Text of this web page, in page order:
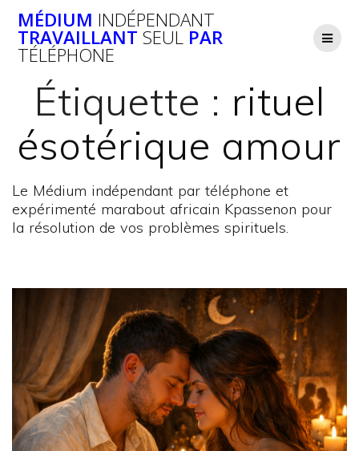
au
contenu
MÉDIUM INDÉPENDANT
TRAVAILLANT SEUL PAR
TÉLÉPHONE
Étiquette : rituel
ésotérique amour
Le Médium indépendant par téléphone et
expérimenté marabout africain Kpassenon pour
la résolution de vos problèmes spirituels.